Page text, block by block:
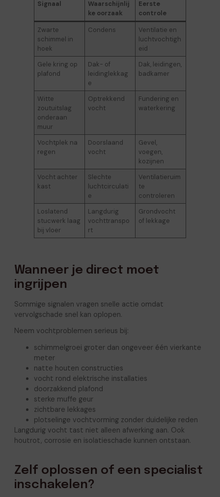
Signaal
Waarschijnlij
ke oorzaak
Eerste
controle
Zwarte
schimmel in
hoek
Condens
Ventilatie en
luchtvochtigh
eid
Gele kring op
plafond
Dak- of
leidinglekkag
e
Dak, leidingen,
badkamer
Witte
zoutuitslag
onderaan
muur
Optrekkend
vocht
Fundering en
waterkering
Vochtplek na
regen
Doorslaand
vocht
Gevel,
voegen,
kozijnen
Vocht achter
kast
Slechte
luchtcirculati
e
Ventilatieruim
te
controleren
Loslatend
stucwerk laag
bij vloer
Langdurig
vochttranspo
rt
Grondvocht
of lekkage
Wanneer je direct moet
ingrijpen
Sommige signalen vragen snelle actie omdat
vervolgschade snel kan oplopen.
Neem vochtproblemen serieus bij:
schimmelgroei groter dan ongeveer één vierkante
meter
natte houten constructies
vocht rond elektrische installaties
doorzakkend plafond
sterke muffe geur
zichtbare lekkages
plotselinge vochtvorming zonder duidelijke reden
Langdurig vocht tast niet alleen afwerking aan. Ook
houtrot, corrosie en isolatieschade kunnen ontstaan.
Zelf oplossen of een specialist
inschakelen?